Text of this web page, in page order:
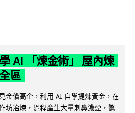
AI 「煉金術」 屋內煉
區
金價高企，利用 AI 自學提煉黃金，在
坊冶煉，過程產生大量刺鼻濃煙，驚